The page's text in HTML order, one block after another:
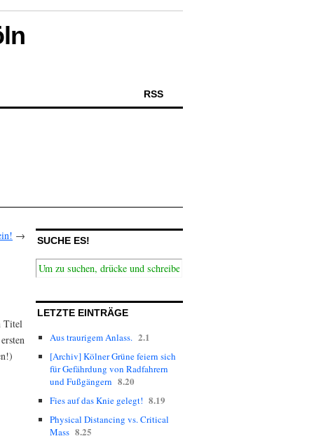
RSS
→
Titel
SUCHE ES!
LETZTE EINTRÄGE
Aus traurigem Anlass. 2.1
[Archiv] Kölner Grüne feiern sich
für Gefährdung von Radfahrern
und Fußgängern 8.20
Fies auf das Knie gelegt! 8.19
Physical Distancing vs. Critical
Mass 8.25